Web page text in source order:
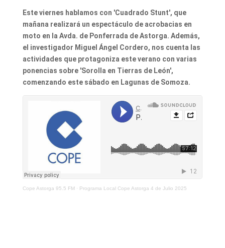
Este viernes hablamos con 'Cuadrado Stunt', que
mañana realizará un espectáculo de acrobacias en
moto en la Avda. de Ponferrada de Astorga. Además,
el investigador Miguel Ángel Cordero, nos cuenta las
actividades que protagoniza este verano con varias
ponencias sobre 'Sorolla en Tierras de León',
comenzando este sábado en Lagunas de Somoza.
Cope Astorga 95.5 FM· Programa Local Cope Astorga 4 de Julio 2025